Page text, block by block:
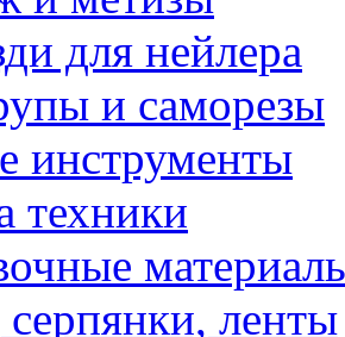
для нейлера
и саморезы
инструменты
техники
ленты